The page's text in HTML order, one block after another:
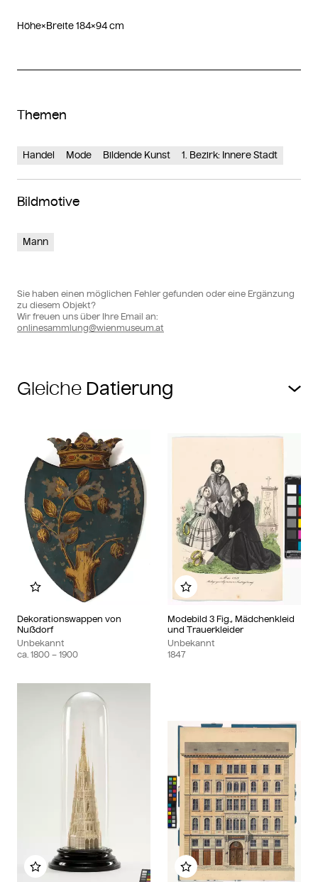
Höhe×Breite 184×94 cm
Themen
Handel Mode Bildende Kunst 1. Bezirk: Innere Stadt
Bildmotive
Mann
Sie haben einen möglichen Fehler gefunden oder eine Ergänzung
zu diesem Objekt?
Wir freuen uns über Ihre Email an:
onlinesammlung@wienmuseum.at
Gleiche
Dekorationswappen von
Nußdorf
Unbekannt
ca. 1800 – 1900
Zu meinem Album hinzufügen
Modebild 3 Fig., Mädchenkleid
und Trauerkleider
Unbekannt
1847
Zu meinem Album
Zu meinem Album hinzufügenZu meinem Album